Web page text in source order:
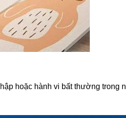
hoặc hành vi bất thường trong